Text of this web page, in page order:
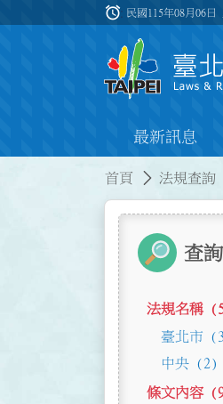
:::
alarm 民國115年08月06
最新訊息
首頁 法規查詢
查
法規名稱
臺北市
中央 (2)
條文內容